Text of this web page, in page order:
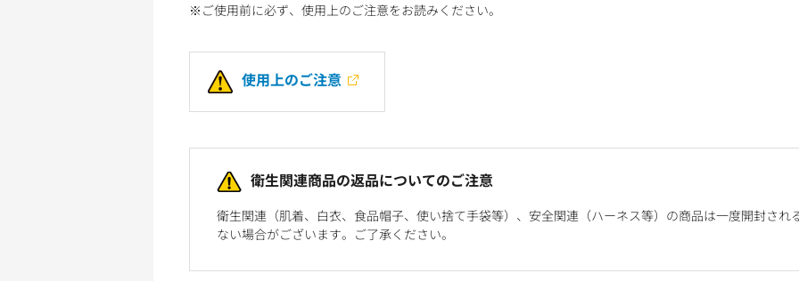
※ご使用前に必ず、使用上のご注意をお読みください。
使用上のご注意
衛生関連商品の返品についてのご注意
衛生関連（肌着、白衣、食品帽子、使い捨て手袋等）、安全関連（ハーネス等）の商品は一度開封され
ない場合がございます。ご了承ください。